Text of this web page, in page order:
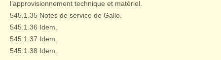
l’approvisionnement technique et matériel.
545.1.35 Notes de service de Gallo.
545.1.36 Idem.
545.1.37 Idem.
545.1.38 Idem.